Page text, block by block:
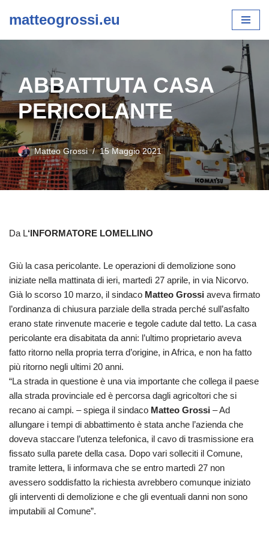
matteogrossi.eu
ABBATTUTA CASA
PERICOLANTE
Matteo Grossi 15 Maggio 2021
Da L‘INFORMATORE LOMELLINO
Giù la casa pericolante. Le operazioni di demolizione sono
iniziate nella mattinata di ieri, martedì 27 aprile, in via Nicorvo.
Già lo scorso 10 marzo, il sindaco Matteo Grossi aveva firmato
l’ordinanza di chiusura parziale della strada perché sull’asfalto
erano state rinvenute macerie e tegole cadute dal tetto. La casa
pericolante era disabitata da anni: l’ultimo proprietario aveva
fatto ritorno nella propria terra d’origine, in Africa, e non ha fatto
più ritorno negli ultimi 20 anni.
“La strada in questione è una via importante che collega il paese
alla strada provinciale ed è percorsa dagli agricoltori che si
recano ai campi. – spiega il sindaco Matteo Grossi – Ad
allungare i tempi di abbattimento è stata anche l’azienda che
doveva staccare l’utenza telefonica, il cavo di trasmissione era
fissato sulla parete della casa. Dopo vari solleciti il Comune,
tramite lettera, li informava che se entro martedì 27 non
avessero soddisfatto la richiesta avrebbero comunque iniziato
gli interventi di demolizione e che gli eventuali danni non sono
imputabili al Comune”.